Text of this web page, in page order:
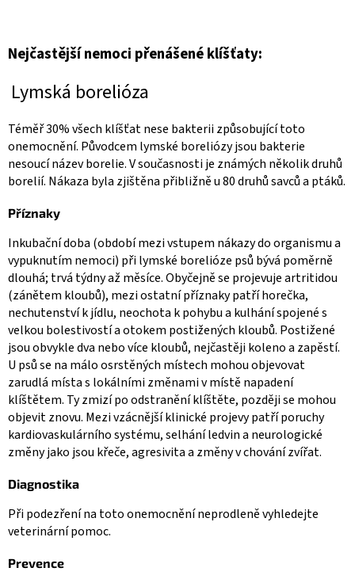
Nejčastější nemoci přenášené klíšťaty:
Lymská borelióza
Téměř 30% všech klíšťat nese bakterii způsobující toto
onemocnění. Původcem lymské boreliózy jsou bakterie
nesoucí název borelie. V současnosti je známých několik druhů
borelií. Nákaza byla zjištěna přibližně u 80 druhů savců a ptáků.
Příznaky
Inkubační doba (období mezi vstupem nákazy do organismu a
vypuknutím nemoci) při lymské borelióze psů bývá poměrně
dlouhá; trvá týdny až měsíce. Obyčejně se projevuje artritidou
(zánětem kloubů), mezi ostatní příznaky patří horečka,
nechutenství k jídlu, neochota k pohybu a kulhání spojené s
velkou bolestivostí a otokem postižených kloubů. Postižené
jsou obvykle dva nebo více kloubů, nejčastěji koleno a zapěstí.
U psů se na málo osrstěných místech mohou objevovat
zarudlá místa s lokálními změnami v místě napadení
klíštětem. Ty zmizí po odstranění klíštěte, později se mohou
objevit znovu. Mezi vzácnější klinické projevy patří poruchy
kardiovaskulárního systému, selhání ledvin a neurologické
změny jako jsou křeče, agresivita a změny v chování zvířat.
Diagnostika
Při podezření na toto onemocnění neprodleně vyhledejte
veterinární pomoc.
Prevence